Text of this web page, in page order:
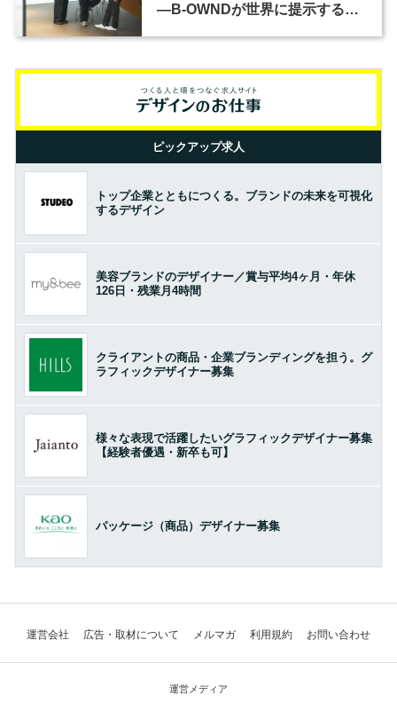
―B-OWNDが世界に提示する美
ピックアップ求人
トップ企業とともにつくる。ブランドの未来を可視化
するデザイン
美容ブランドのデザイナー／賞与平均4ヶ月・年休
126日・残業月4時間
クライアントの商品・企業ブランディングを担う。グ
ラフィックデザイナー募集
様々な表現で活躍したいグラフィックデザイナー募集
【経験者優遇・新卒も可】
パッケージ（商品）デザイナー募集
運営会社 広告・取材について メルマガ 利用規約 お問い合わせ
運営メディア